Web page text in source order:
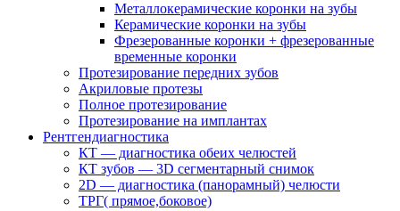
Металлокерамические коронки на зубы
Керамические коронки на зубы
Фрезерованные коронки + фрезерованные
временные коронки
Протезирование передних зубов
Акриловые протезы
Полное протезирование
Протезирование на имплантах
Рентгендиагностика
КТ — диагностика обеих челюстей
КТ зубов — 3D сегментарный снимок
2D — диагностика (панорамный) челюсти
ТРГ( прямое,боковое)